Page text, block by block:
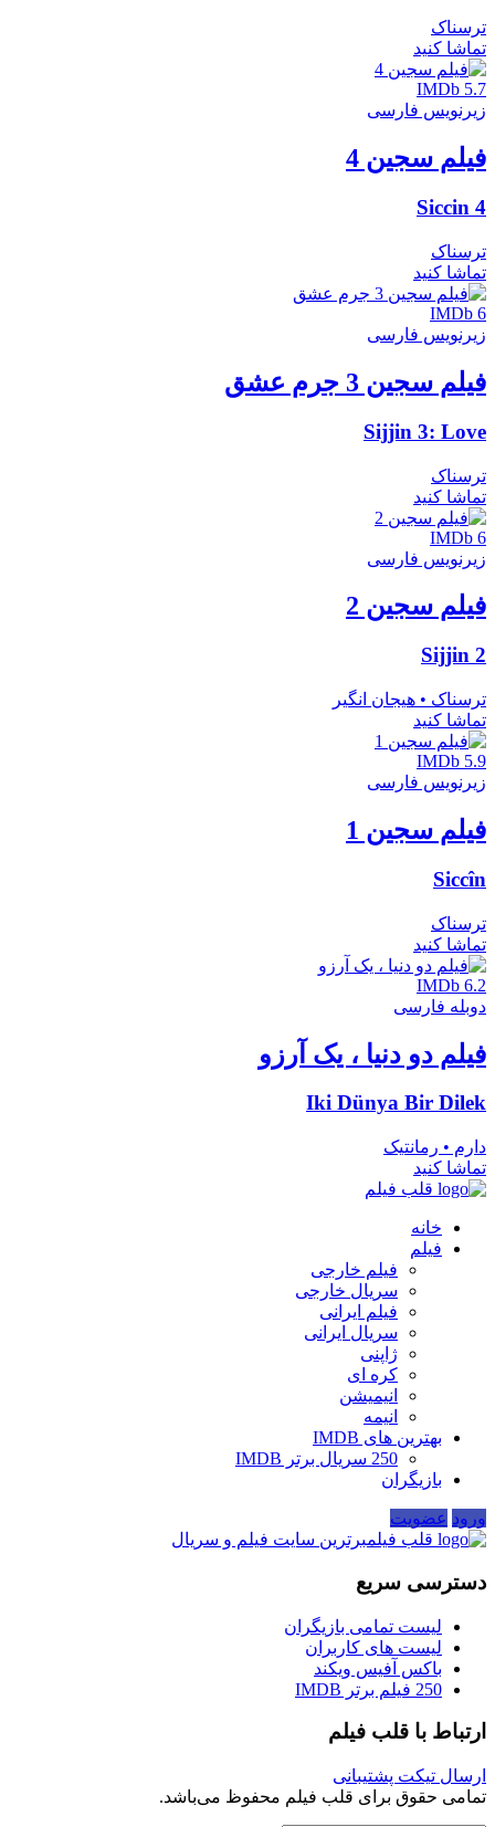
ترسناک
تماشا کنید
IMDb 5.7
زیرنویس فارسی
فیلم سجین 4
Siccin 4
ترسناک
تماشا کنید
IMDb 6
زیرنویس فارسی
فیلم سجین 3 جرم عشق
Sijjin 3: Love
ترسناک
تماشا کنید
IMDb 6
زیرنویس فارسی
فیلم سجین 2
Sijjin 2
ترسناک • هیجان انگیر
تماشا کنید
IMDb 5.9
زیرنویس فارسی
فیلم سجین 1
Siccîn
ترسناک
تماشا کنید
IMDb 6.2
دوبله فارسی
فیلم دو دنیا ، یک آرزو
Iki Dünya Bir Dilek
دارم • رمانتیک
تماشا کنید
قلب فیلم
خانه
فیلم
فیلم خارجی
سریال خارجی
فیلم ایرانی
سریال ایرانی
ژاپنی
کره ای
انیمیشن
انیمه
بهترین های IMDB
250 سریال برتر IMDB
بازیگران
ورود عضویت
قلب فیلمبرترین سایت فیلم و سریال
دسترسی سریع
لیست تمامی بازیگران
لیست های کاربران
باکس آفیس ویکند
250 فیلم برتر IMDB
ارتباط با قلب فیلم
ارسال تیکت پشتیبانی
تمامی حقوق برای قلب فیلم محفوظ می‌باشد.